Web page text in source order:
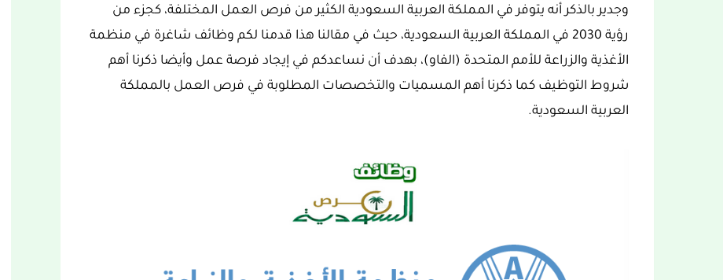
وجدير بالذكر أنه يتوفر في المملكة العربية السعودية الكثير من فرص العمل المختلفة، كجزء من
رؤية 2030 في المملكة العربية السعودية، حيث في مقالنا هذا قدمنا لكم وظائف شاغرة في منظمة
الأغذية والزراعة للأمم المتحدة (الفاو)، بهدف أن نساعدكم في إيجاد فرصة عمل وأيضا ذكرنا أهم
شروط التوظيف كما ذكرنا أهم المسميات والتخصصات المطلوبة في فرص العمل بالمملكة
العربية السعودية.